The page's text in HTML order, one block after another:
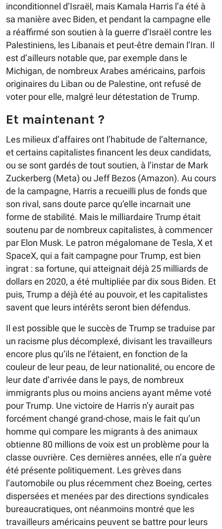
inconditionnel d’Israël, mais Kamala Harris l’a été à
sa manière avec Biden, et pendant la campagne elle
a réaffirmé son soutien à la guerre d’Israël contre les
Palestiniens, les Libanais et peut-être demain l’Iran. Il
est d’ailleurs notable que, par exemple dans le
Michigan, de nombreux Arabes américains, parfois
originaires du Liban ou de Palestine, ont refusé de
voter pour elle, malgré leur détestation de Trump.
Et maintenant ?
Les milieux d’affaires ont l’habitude de l’alternance,
et certains capitalistes financent les deux candidats,
ou se sont gardés de tout soutien, à l’instar de Mark
Zuckerberg (Meta) ou Jeff Bezos (Amazon). Au cours
de la campagne, Harris a recueilli plus de fonds que
son rival, sans doute parce qu’elle incarnait une
forme de stabilité. Mais le milliardaire Trump était
soutenu par de nombreux capitalistes, à commencer
par Elon Musk. Le patron mégalomane de Tesla, X et
SpaceX, qui a fait campagne pour Trump, est bien
ingrat : sa fortune, qui atteignait déjà 25 milliards de
dollars en 2020, a été multipliée par dix sous Biden. Et
puis, Trump a déjà été au pouvoir, et les capitalistes
savent que leurs intérêts seront bien défendus.
Il est possible que le succès de Trump se traduise par
un racisme plus décomplexé, divisant les travailleurs
encore plus qu’ils ne l’étaient, en fonction de la
couleur de leur peau, de leur nationalité, ou encore de
leur date d’arrivée dans le pays, de nombreux
immigrants plus ou moins anciens ayant même voté
pour Trump. Une victoire de Harris n’y aurait pas
forcément changé grand-chose, mais le fait qu’un
homme qui compare les migrants à des animaux
obtienne 80 millions de voix est un problème pour la
classe ouvrière. Ces dernières années, elle n’a guère
été présente politiquement. Les grèves dans
l’automobile ou plus récemment chez Boeing, certes
dispersées et menées par des directions syndicales
bureaucratiques, ont néanmoins montré que les
travailleurs américains peuvent se battre pour leurs